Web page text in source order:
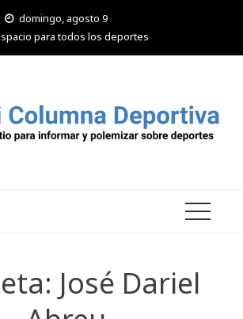
domingo, agosto 9
para todos los deportes
José Dariel